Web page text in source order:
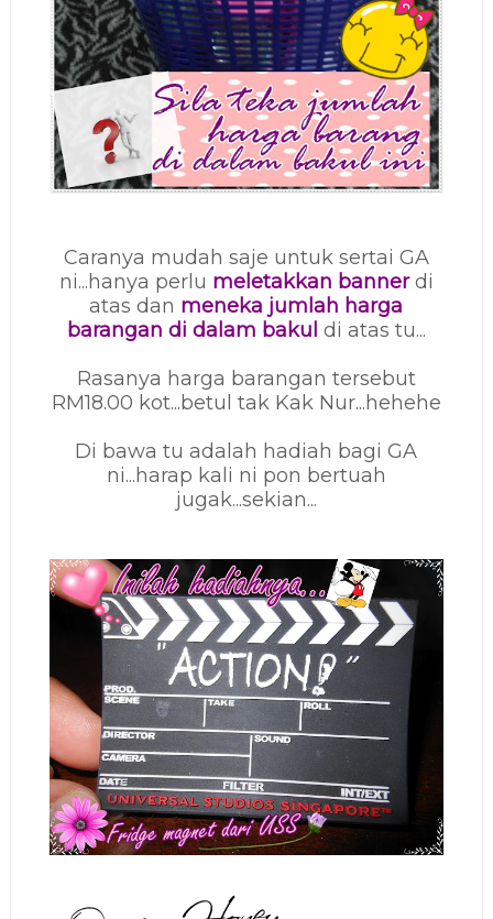
Caranya mudah saje untuk sertai GA
ni...hanya perlu meletakkan bannerdi
atas dan meneka jumlah harga
barangan di dalam bakul di atas tu...
Rasanya harga barangan tersebut
RM18.00 kot...betul tak Kak Nur...hehehe
Di bawa tu adalah hadiah bagi GA
ni...harap kali ni pon bertuah
jugak...sekian...